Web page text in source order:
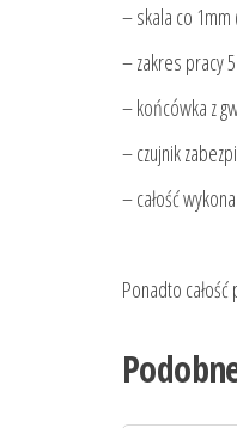
– skala co
– zakres pracy
– końcówka z
– czujnik
– całość
Ponadto